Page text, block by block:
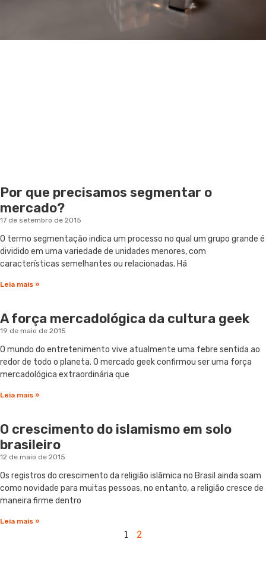
Por que precisamos segmentar o
mercado?
17 de setembro de 2015
O termo segmentação indica um processo no qual um grupo grande é
dividido em uma variedade de unidades menores, com
características semelhantes ou relacionadas. Há
Leia mais »
A força mercadológica da cultura geek
19 de maio de 2015
O mundo do entretenimento vive atualmente uma febre sentida ao
redor de todo o planeta. O mercado geek confirmou ser uma força
mercadológica extraordinária que
Leia mais »
O crescimento do islamismo em solo
brasileiro
12 de maio de 2015
Os registros do crescimento da religião islâmica no Brasil ainda soam
como novidade para muitas pessoas, no entanto, a religião cresce de
maneira firme dentro
Leia mais »
1 2